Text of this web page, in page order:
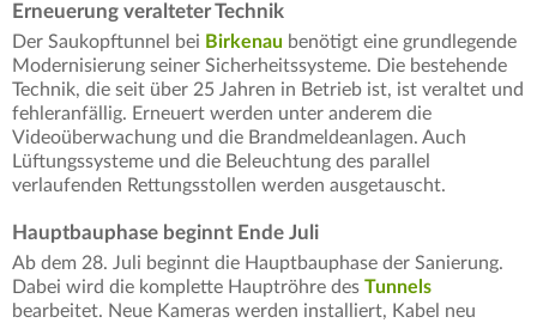
Erneuerung veralteter Technik
Der Saukopftunnel bei Birkenau benötigt eine grundlegende
Modernisierung seiner Sicherheitssysteme. Die bestehende
Technik, die seit über 25 Jahren in Betrieb ist, ist veraltet und
fehleranfällig. Erneuert werden unter anderem die
Videoüberwachung und die Brandmeldeanlagen. Auch
Lüftungssysteme und die Beleuchtung des parallel
verlaufenden Rettungsstollen werden ausgetauscht.
Hauptbauphase beginnt Ende Juli
Ab dem 28. Juli beginnt die Hauptbauphase der Sanierung.
Dabei wird die komplette Hauptröhre des Tunnels
bearbeitet. Neue Kameras werden installiert, Kabel neu